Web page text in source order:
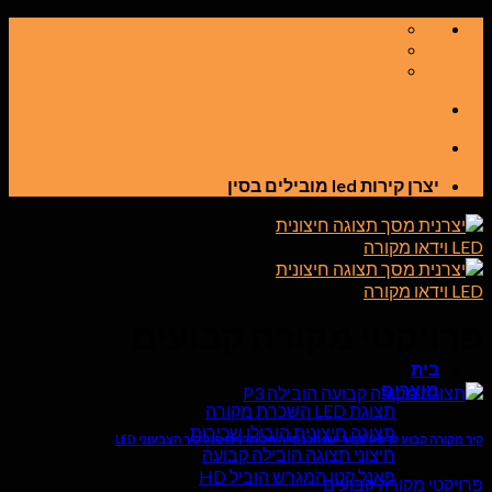
יצרן קירות led מובילים בסין
בית
מוצרים
תצוגת LED השכרת מקורה
תצוגה חיצונית הובילו שכירות
חיצוני תצוגה הובילה קבועה
פאנל קטן המגרש הוביל HD
קיר מקורה קבוע לד P3 עבור ישו הכנסייה הלותרנית פנל קיר הצבעוני LED
פרויקטי מקורה קבועים